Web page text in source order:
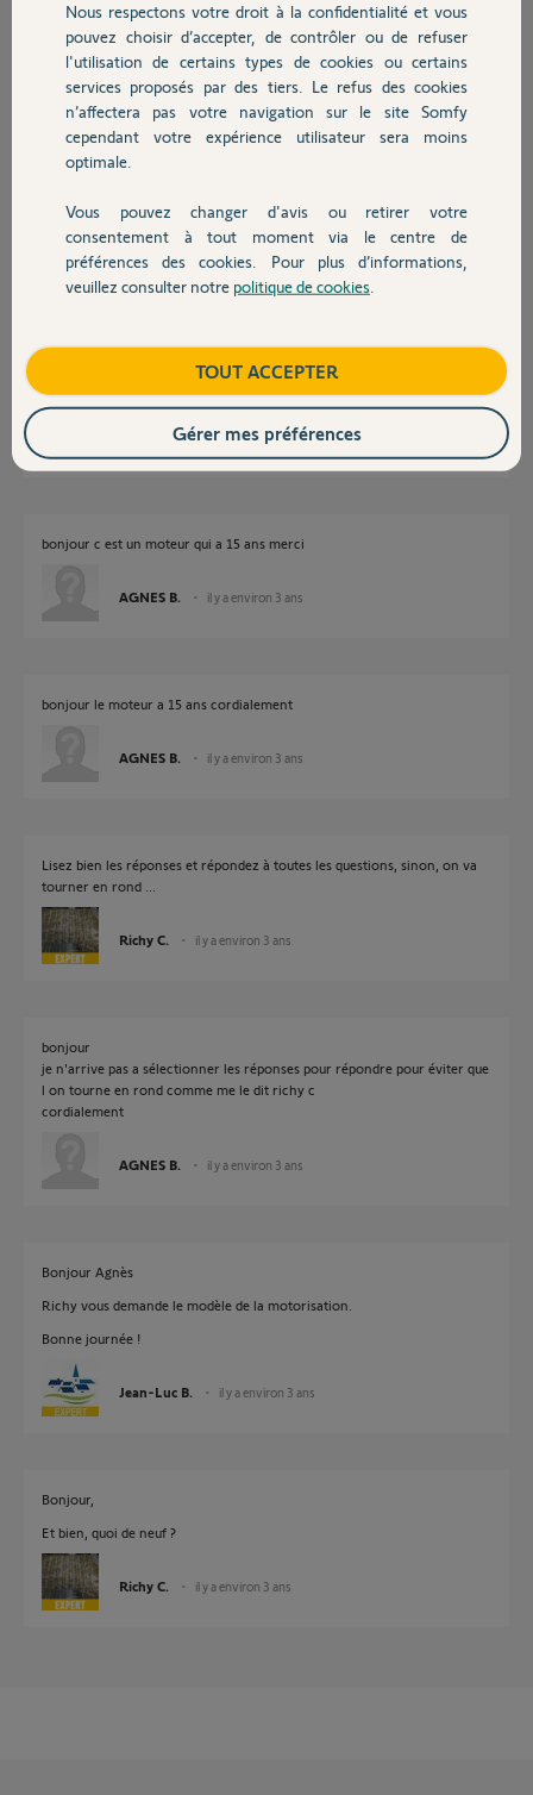
Chauffage
Autres produits
Devis avec un pro
Contact
Réponses
Bonjour
Jean-Luc B. il y a environ 3 ans
Bonjour,
il y a environ 3 ans
bonjour c est un moteur qui a 15 ans merci
AGNES B. il y a environ 3 ans
bonjour le moteur a 15 ans cordialement
AGNES B. il y a environ 3 ans
Lisez bien les réponses et répondez à toutes les questions, sinon, on va
tourner en rond ...
Richy C. il y a environ 3 ans
bonjour
je n'arrive pas a sélectionner les réponses pour répondre pour éviter que
l on tourne en rond comme me le dit richy c
cordialement
AGNES B. il y a environ 3 ans
Bonjour Agnès
Richy vous demande le modèle de la motorisation.
Bonne journée !
Jean-Luc B. il y a environ 3 ans
Bonjour,
Et bien, quoi de neuf ?
Richy C. il y a environ 3 ans
Nous respectons votre droit à la confidentialité et vous
pouvez choisir d’accepter, de contrôler ou de refuser
l'utilisation de certains types de cookies ou certains
services proposés par des tiers. Le refus des cookies
n’affectera pas votre navigation sur le site Somfy
cependant votre expérience utilisateur sera moins
optimale.
Vous pouvez changer d'avis ou retirer votre
consentement à tout moment via le centre de
préférences des cookies. Pour plus d’informations,
veuillez consulter notre politique de cookies
TOUT ACCEPTER
Gérer mes préférences